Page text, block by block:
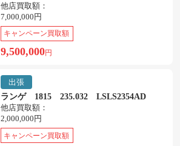
他店買取額：
7,000,000円
キャンペーン買取額
9,500,000円
出張
ランゲ 1815 235.032 LSLS2354AD
他店買取額：
2,000,000円
キャンペーン買取額